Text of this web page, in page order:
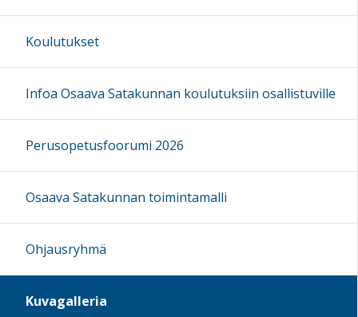
Koulutukset
Infoa Osaava Satakunnan koulutuksiin osallistuville
Perusopetusfoorumi 2026
Osaava Satakunnan toimintamalli
Ohjausryhmä
Kuvagalleria